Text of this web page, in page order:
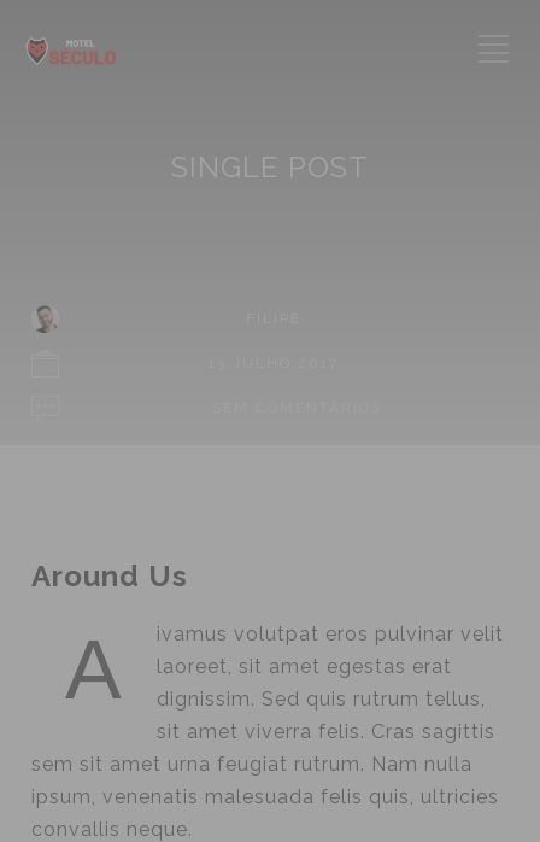
SINGLE POST
Around Us
A
ivamus volutpat eros pulvinar velit
laoreet, sit amet egestas erat
dignissim. Sed quis rutrum tellus,
sit amet viverra felis. Cras sagittis
sem sit amet urna feugiat rutrum. Nam nulla
ipsum, venenatis malesuada felis quis, ultricies
convallis neque.